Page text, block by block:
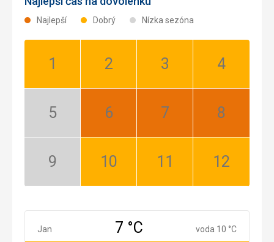
Najlepší Dobrý Nízka sezóna
Január:
Február:
Marec:
Apríl:
Máj:
Jún:
Júl:
August:
September:
Október:
November:
December:
Január
Jan 7 °C voda 10 °C